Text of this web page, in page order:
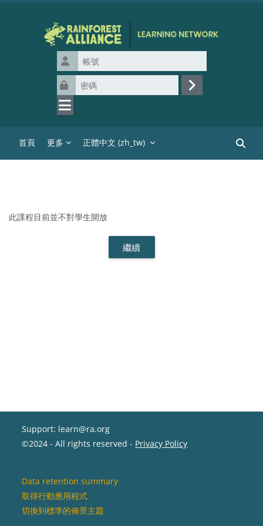
帳號
密碼
登入
首頁 更多 正體中文 ‎(zh_tw)‎
搜尋課
此課程目前並不對學生開放
繼續
Support: learn@ra.org
©2024 - All rights reserved - Privacy Policy
Data retention summary
取得行動應用程式
切換到標準的佈景主題